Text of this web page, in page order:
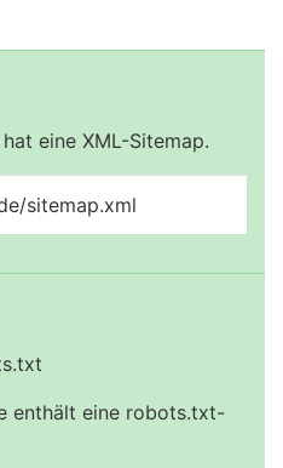
eine XML-Sitemap.
sitemap.xml
enthält eine robots.txt-